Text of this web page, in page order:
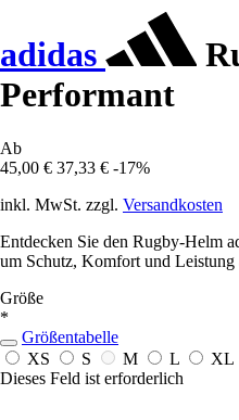
adidas
Performant
Ab
45,00 € 37,33 € -17%
inkl. MwSt. zzgl. Versandkosten
Entdecken Sie den Rugby-Helm
um Schutz, Komfort und Leistung
Größe
*
Größentabelle
XS
S M L
XL
Dieses Feld ist erforderlich